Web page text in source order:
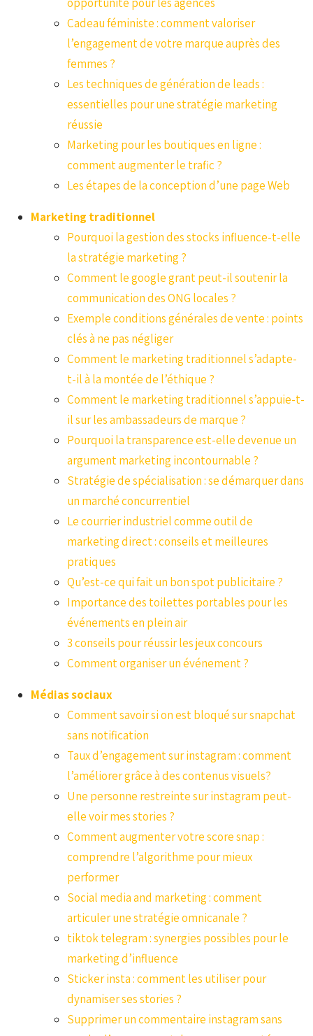
Cadeau féministe : comment valoriser
l’engagement de votre marque auprès des
femmes ?
Les techniques de génération de leads :
essentielles pour une stratégie marketing
réussie
Marketing pour les boutiques en ligne :
comment augmenter le trafic ?
Les étapes de la conception d’une page Web
Marketing traditionnel
Pourquoi la gestion des stocks influence-t-elle
la stratégie marketing ?
Comment le google grant peut-il soutenir la
communication des ONG locales ?
Exemple conditions générales de vente : points
clés à ne pas négliger
Comment le marketing traditionnel s’adapte-
t-il à la montée de l’éthique ?
Comment le marketing traditionnel s’appuie-t-
il sur les ambassadeurs de marque ?
Pourquoi la transparence est-elle devenue un
argument marketing incontournable ?
Stratégie de spécialisation : se démarquer dans
un marché concurrentiel
Le courrier industriel comme outil de
marketing direct : conseils et meilleures
pratiques
Qu’est-ce qui fait un bon spot publicitaire ?
Importance des toilettes portables pour les
événements en plein air
3 conseils pour réussir les jeux concours
Comment organiser un événement ?
Médias sociaux
Comment savoir si on est bloqué sur snapchat
sans notification
Taux d’engagement sur instagram : comment
l’améliorer grâce à des contenus visuels?
Une personne restreinte sur instagram peut-
elle voir mes stories ?
Comment augmenter votre score snap :
comprendre l’algorithme pour mieux
performer
Social media and marketing : comment
articuler une stratégie omnicanale ?
tiktok telegram : synergies possibles pour le
marketing d’influence
Sticker insta : comment les utiliser pour
dynamiser ses stories ?
Supprimer un commentaire instagram sans